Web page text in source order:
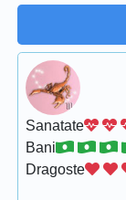
Sanatate
Bani
Dragoste